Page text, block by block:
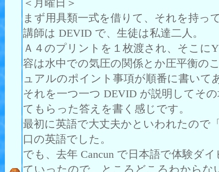
＜月曜日＞
まず用具類一式を借りて、それを持っ
講師は DEVID で、生徒は私達二人。
Ａ４のプリントを１枚渡され、そこに
容は水中での気圧の関係とか圧平衡の
ュアルのポイント事項が順番に書いて
それを一つ一つ DEVID が説明してそ
てもらった答えを書く感じです。
最初に英語で大丈夫かといわれたので
口の英語でした。
でも、去年 Cancun で日本語で体験ダ
ていったので、ところどころわからな